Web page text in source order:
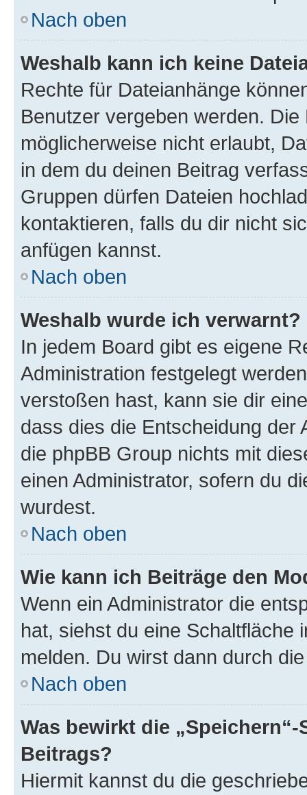
Nach oben
Weshalb kann ich keine
Rechte für Dateianhänge
Benutzer vergeben werden.
möglicherweise nicht erlaubt,
in dem du deinen Beitrag
Gruppen dürfen Dateien
kontaktieren, falls du dir nicht
anfügen kannst.
Nach oben
Weshalb wurde ich verwarnt?
In jedem Board gibt es eigene
Administration festgelegt
verstoßen hast, kann sie dir
dass dies die Entscheidung der
die phpBB Group nichts mit
einen Administrator, sofern du
wurdest.
Nach oben
Wie kann ich Beiträge den
Wenn ein Administrator die
hat, siehst du eine Schaltfläche
melden. Du wirst dann durch
Nach oben
Was bewirkt die
Beitrags?
Hiermit kannst du die